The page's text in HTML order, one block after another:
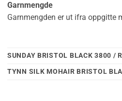
Garnmengde
Garnmengden er ut ifra oppgitte
SUNDAY BRISTOL BLACK 3800 /
TYNN SILK MOHAIR BRISTOL